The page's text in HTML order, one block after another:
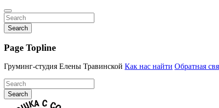
Search
Page Topline
Груминг-студия Елены Травинской Как нас найти Обратная
Search